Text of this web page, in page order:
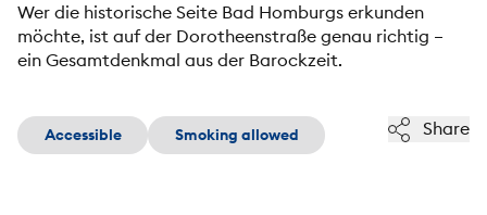
Wer die historische Seite Bad Homburgs erkunden
möchte, ist auf der Dorotheenstraße genau richtig –
ein Gesamtdenkmal aus der Barockzeit.
Accessible Smoking allowed Share